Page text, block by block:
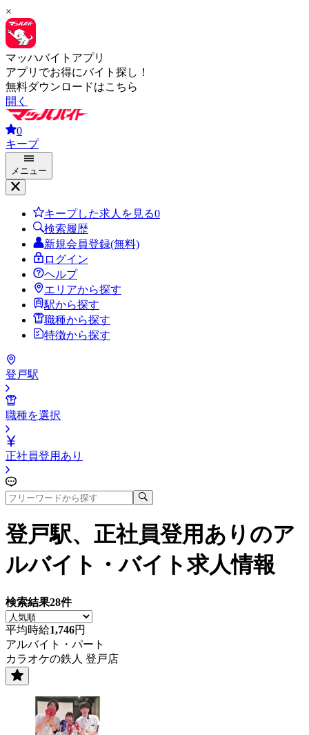
×
マッハバイトアプリ
アプリでお得にバイト探し！
無料ダウンロードはこちら
開く
0
キープ
メニュー
キープした求人を見る0
検索履歴
新規会員登録(無料)
ログイン
ヘルプ
エリアから探す
駅から探す
職種から探す
特徴から探す
登戸駅
職種を選択
正社員登用あり
登戸駅、正社員登用あり のア
ルバイト・バイト求人情報
検索結果28件
平均時給1,746円
アルバイト・パート
カラオケの鉄人 登戸店